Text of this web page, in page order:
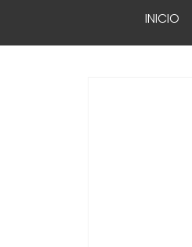
INICIO